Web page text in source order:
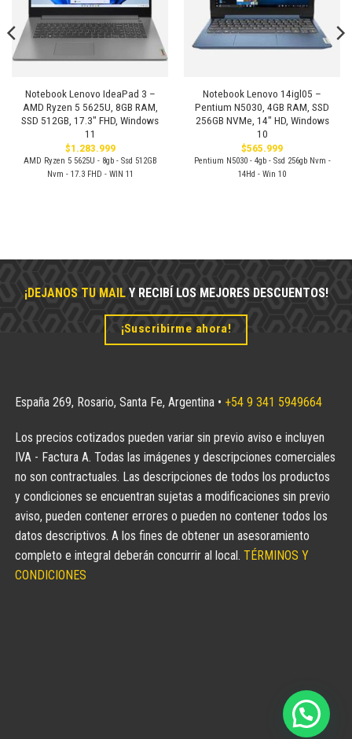
Notebook Lenovo IdeaPad 3 –
AMD Ryzen 5 5625U, 8GB RAM,
SSD 512GB, 17.3″ FHD, Windows
11
$1.283.999
AMD Ryzen 5 5625U - 8gb - Ssd 512GB
Nvm - 17.3 FHD - WIN 11
Notebook Lenovo 14igl05 –
Pentium N5030, 4GB RAM, SSD
256GB NVMe, 14″ HD, Windows
10
$565.999
Pentium N5030 - 4gb - Ssd 256gb Nvm -
14Hd - Win 10
¡DEJANOS TU MAILY RECIBÍ LOS MEJORES DESCUENTOS!
¡Suscribirme ahora!
España 269, Rosario, Santa Fe, Argentina • +54 9 341 5949664
Los precios cotizados pueden variar sin previo aviso e incluyen
IVA - Factura A. Todas las imágenes y descripciones comerciales
no son contractuales. Las descripciones de todos los productos
y condiciones se encuentran sujetas a modificaciones sin previo
aviso, pueden contener errores o pueden no contener todos los
datos descriptivos. A los fines de obtener un asesoramiento
completo e integral deberán concurrir al local. TÉRMINOS Y
CONDICIONES